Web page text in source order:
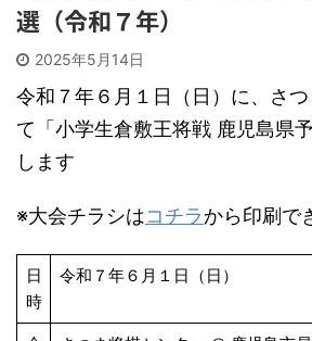
選（令和７年）
2025年5月14日
令和７年６月１日（日）に、さ
て「小学生倉敷王将戦 鹿児島県
します
※大会チラシはコチラから印刷で
日
時
令和７年６月１日（日）